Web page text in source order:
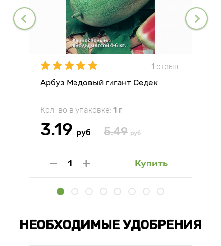
1 отзыв
Арбуз Медовый гигант Седек
Кол-во в упаковке: 1 г
3.19 руб 5.49 руб
Купить
НЕОБХОДИМЫЕ УДОБРЕНИЯ